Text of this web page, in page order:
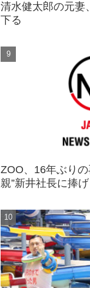
清水健太郎の元妻
下る
ZOO、16年ぶり
親”新井社長に捧